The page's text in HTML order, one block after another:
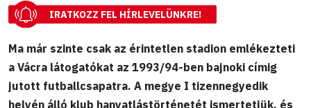
IRATKOZZ FEL HÍRLEVELÜNKRE!
Ma már szinte csak az érintetlen stadion emlékezteti
a Vácra látogatókat az 1993/94-ben bajnoki címig
jutott futballcsapatra. A megye I tizennegyedik
helyén álló klub hanyatlástörténetét ismertetjük, és